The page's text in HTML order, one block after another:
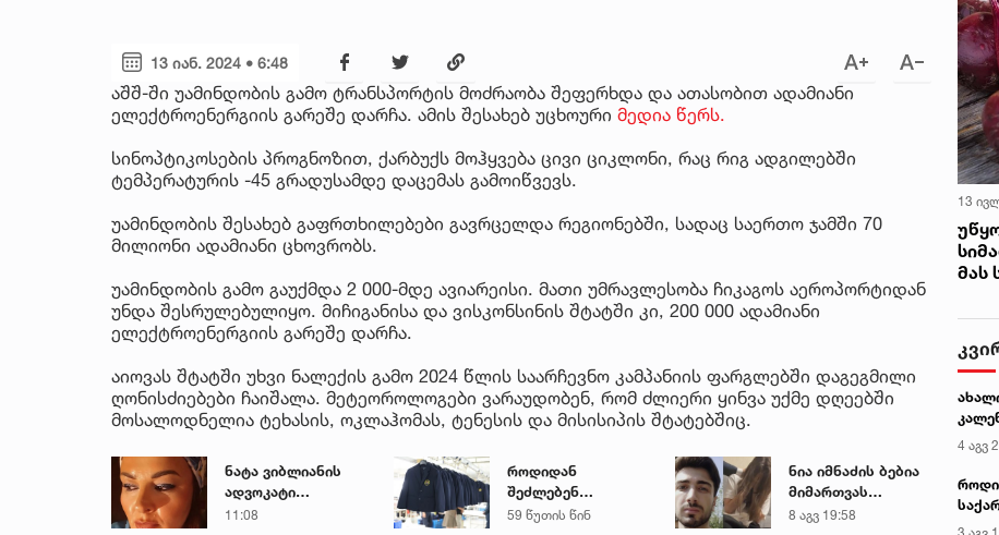
13 იან. 2024 • 6:48
აშშ-ში უამინდობის გამო ტრანსპორტის მოძრაობა შეფერხდა და ათასობით ადამიანი
ელექტროენერგიის გარეშე დარჩა. ამის შესახებ უცხოური მედია წერს.
სინოპტიკოსების პროგნოზით, ქარბუქს მოჰყვება ცივი ციკლონი, რაც რიგ ადგილებში
ტემპერატურის -45 გრადუსამდე დაცემას გამოიწვევს.
უამინდობის შესახებ გაფრთხილებები გავრცელდა რეგიონებში, სადაც საერთო ჯამში 70
მილიონი ადამიანი ცხოვრობს.
უამინდობის გამო გაუქმდა 2 000-მდე ავიარეისი. მათი უმრავლესობა ჩიკაგოს აეროპორტიდან
უნდა შესრულებულიყო. მიჩიგანისა და ვისკონსინის შტატში კი, 200 000 ადამიანი
ელექტროენერგიის გარეშე დარჩა.
აიოვას შტატში უხვი ნალექის გამო 2024 წლის საარჩევნო კამპანიის ფარგლებში დაგეგმილი
ღონისძიებები ჩაიშალა. მეტეოროლოგები ვარაუდობენ, რომ ძლიერი ყინვა უქმე დღეებში
მოსალოდნელია ტეხასის, ოკლაჰომას, ტენესის და მისისიპის შტატებშიც.
ნატა ვიბლიანის
ადვოკატი
მიმართვას
11:08
როდიდან
შეძლებენ
მშობლები
59 წუთის წინ
ნია იმნაძის ბებია
მიმართვას
ავრცელებს
8 აგვ 19:58
13
მას
4 აგვ